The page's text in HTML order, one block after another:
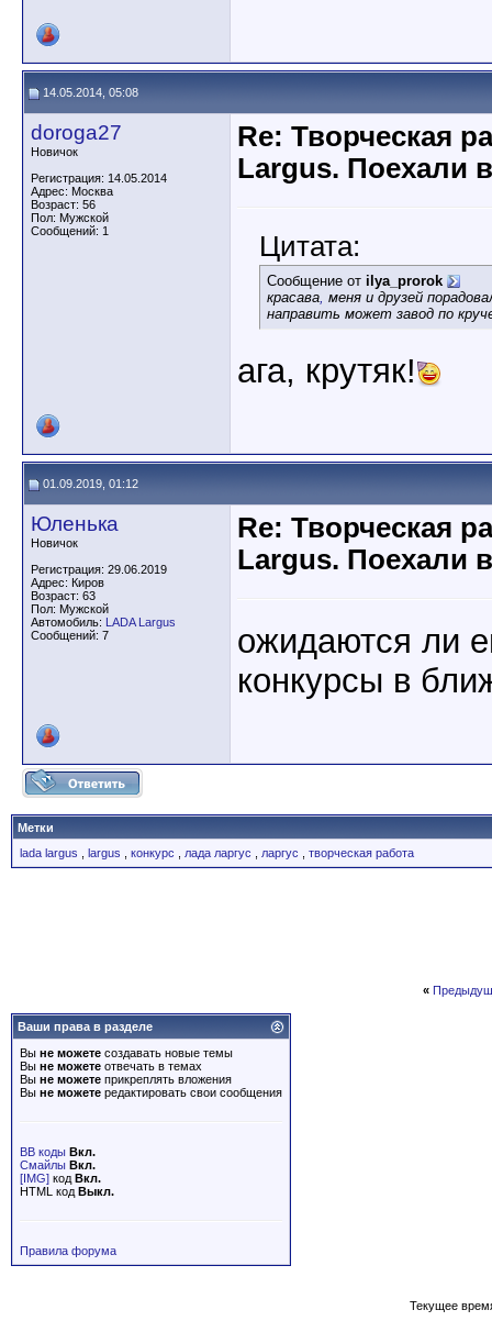
14.05.2014, 05:08
doroga27
Новичок
Регистрация: 14.05.2014
Адрес: Москва
Возраст: 56
Пол: Мужской
Сообщений: 1
Re: Творческая
Largus. Поехали
Цитата:
Сообщение от ilya_prorok
красава, меня и друзей
направить может завод по
ага, крутяк!
01.09.2019, 01:12
Юленька
Новичок
Регистрация: 29.06.2019
Адрес: Киров
Возраст: 63
Пол: Мужской
Автомобиль: LADA Largus
Сообщений: 7
Re: Творческая
Largus. Поехали
ожидаются ли
конкурсы в
Метки
lada largus
largus конкурс лада ларгус ларгус творческая работа
«
Ваши права в разделе
Вы не можете создавать новые темы
Вы не можете отвечать в темах
Вы не можете прикреплять вложения
Вы не можете редактировать свои сообщения
BB коды Вкл.
Смайлы Вкл.
[IMG] код Вкл.
HTML код Выкл.
Правила форума
Текущее